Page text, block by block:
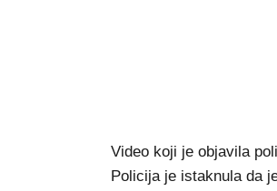
Video koji je objavila
Policija je istaknula da